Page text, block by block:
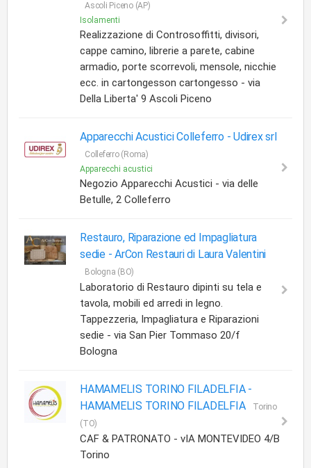
Ascoli Piceno (AP)
Isolamenti
Realizzazione di Controsoffitti, divisori,
cappe camino, librerie a parete, cabine
armadio, porte scorrevoli, mensole, nicchie
ecc. in cartongesson cartongesso - via
Della Liberta' 9 Ascoli Piceno
Apparecchi Acustici Colleferro -Udirex srl
Colleferro (Roma)
Apparecchi acustici
Negozio Apparecchi Acustici - via delle
Betulle, 2 Colleferro
Restauro, Riparazione ed Impagliatura
sedie -ArCon Restauri di Laura Valentini
Bologna (BO)
Laboratorio di Restauro dipinti su tela e
tavola, mobili ed arredi in legno.
Tappezzeria, Impagliatura e Riparazioni
sedie - via San Pier Tommaso 20/f
Bologna
HAMAMELIS TORINO FILADELFIA -
HAMAMELIS TORINO FILADELFIA
Torino
(TO)
CAF & PATRONATO - vIA MONTEVIDEO 4/B
Torino